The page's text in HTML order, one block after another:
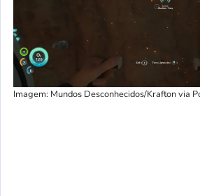
Imagem: Mundos Desconhecidos/Krafton via